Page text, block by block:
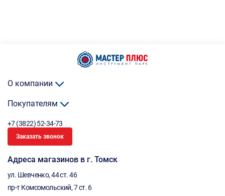
О компании
Покупателям
+7 (3822) 52-34-73
Заказать звонок
Адреса магазинов в г. Томск
ул. Шевченко, 44 ст. 46
пр-т Комсомольский, 7 ст. 6